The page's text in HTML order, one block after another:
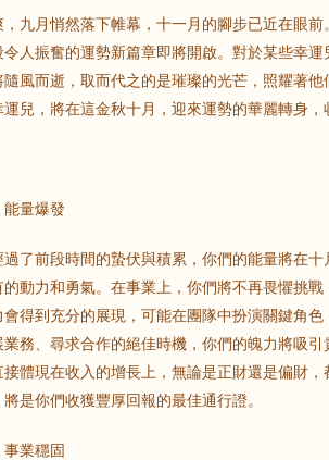
九月悄然落下帷幕，十一月的腳步已近在眼
人振奮的運勢新篇章即將開啟。對於某些幸
風而逝，取而代之的是璀璨的光芒，照耀著
兒，將在這金秋十月，迎來運勢的華麗轉身，
能量爆發
了前段時間的蟄伏與積累，你們的能量將在
動力和勇氣。在事業上，你們將不再畏懼挑
得到充分的展現，可能在團隊中扮演關鍵角
務、尋求合作的絕佳時機，你們的魄力將吸
接體現在收入的增長上，無論是正財還是偏財
是你們收獲豐厚回報的最佳通行證。
業穩固